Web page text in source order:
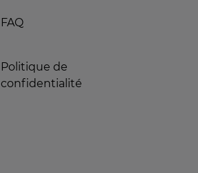
FAQ
Politique de
confidentialité